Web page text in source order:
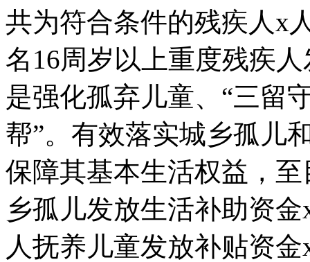
共为符合条件的残疾人x
名16周岁以上重度残疾
是强化孤弃儿童、“三留
帮”。有效落实城乡孤儿
保障其基本生活权益，
乡孤儿发放生活补助资
人抚养儿童发放补贴资